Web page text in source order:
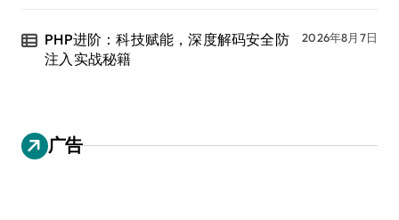
PHP进阶：科技赋能，深度解码安全防
注入实战秘籍
2026年8月7日
广告